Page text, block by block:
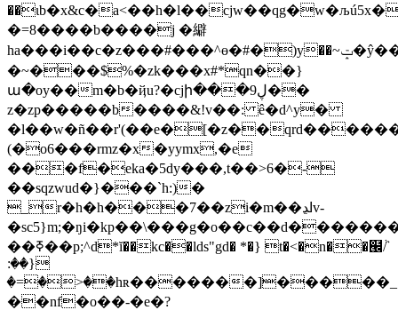
�=8����b����j �䌟
ha���i��c�z��� #���^ө�#�)y��~ݓ�ŷ��6���u�����{�}
�~���$%�zk���x#*qn��}
ա�oy��m�b�ҋu?�cjի���9ڸ��
z�zp�����b����&!v��: ê�d^y�
(�o6���rmz�x�yymx,�e
���f�eka�5dy���,t��>6�-
��sqzwud�}���`h:)�
_r�h�h���7��zi�m��ߊڍv-
��ߧ��p;^d*ĭ��kc��lds"gd� *�} t�<�n��๬ٞ/
:��}
�=�>��hʀ������
��nf�o��-�e�?